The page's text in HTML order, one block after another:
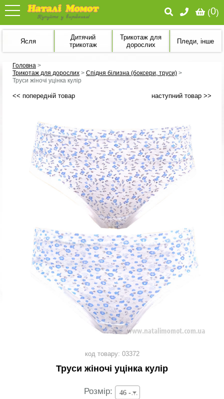
(0)
Ясля
Дитячий
трикотаж
Трикотаж для
дорослих
Пледи, інше
Головна >
Трикотаж для дорослих > Спідня білизна (боксери, труси) >
Труси жіночі уцінка кулір
<< попередній товар наступний товар >>
код товару: 03372
Труси жіночі уцінка кулір
Розмір: 46 - 58,00 грн